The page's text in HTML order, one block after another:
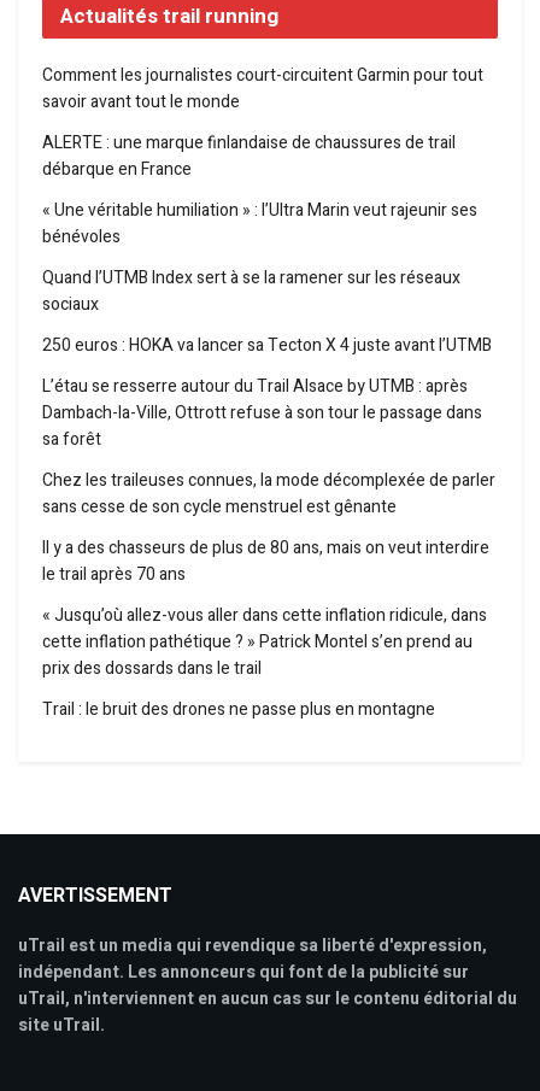
Actualités trail running
Comment les journalistes court-circuitent Garmin pour tout
savoir avant tout le monde
ALERTE : une marque finlandaise de chaussures de trail
débarque en France
« Une véritable humiliation » : l’Ultra Marin veut rajeunir ses
bénévoles
Quand l’UTMB Index sert à se la ramener sur les réseaux
sociaux
250 euros : HOKA va lancer sa Tecton X 4 juste avant l’UTMB
L’étau se resserre autour du Trail Alsace by UTMB : après
Dambach-la-Ville, Ottrott refuse à son tour le passage dans
sa forêt
Chez les traileuses connues, la mode décomplexée de parler
sans cesse de son cycle menstruel est gênante
Il y a des chasseurs de plus de 80 ans, mais on veut interdire
le trail après 70 ans
« Jusqu’où allez-vous aller dans cette inflation ridicule, dans
cette inflation pathétique ? » Patrick Montel s’en prend au
prix des dossards dans le trail
Trail : le bruit des drones ne passe plus en montagne
AVERTISSEMENT
uTrail est un media qui revendique sa liberté d'expression,
indépendant. Les annonceurs qui font de la publicité sur
uTrail, n'interviennent en aucun cas sur le contenu éditorial du
site uTrail.